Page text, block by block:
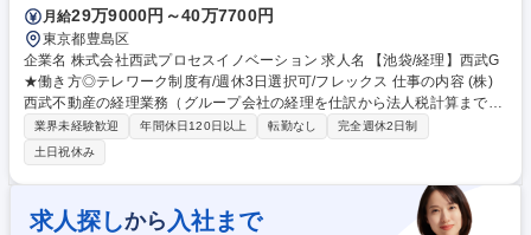
月給29万9000円～40万7700円
東京都豊島区
企業名 株式会社西武プロセスイノベーション 求人名 【池袋/経理】西武G
★働き方◎テレワーク制度有/週休3日選択可/フレックス 仕事の内容 (株)
西武不動産の経理業務（グループ会社の経理を仕訳から法人税計算まで）
をご担当いただきます。 ・伝票チェック ・月次決算 ・損益計算書 ・貸借
対照表の作成 ・四半期決算 ・法人税計算 など 募集職種 【池袋/経理】西
武G★働き方◎テレワーク制度有/週休3日選択可/フレックス
業界未経験歓迎 年間休日120日以上 転勤なし
完全週休2日制
土日祝休み
求人探しから 入社まで